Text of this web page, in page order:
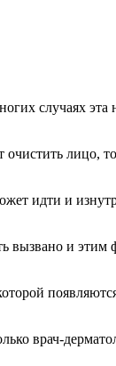
случаях эта
лицо, то
идти и
вызвано и этим
врач-